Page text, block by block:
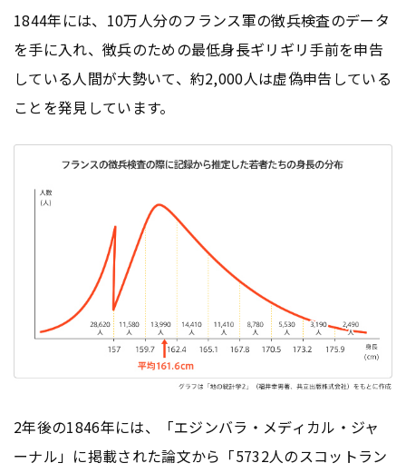
1844年には、10万人分のフランス軍の徴兵検査のデータ
を手に入れ、徴兵のための最低身長ギリギリ手前を申告
している人間が大勢いて、約2,000人は虚偽申告している
ことを発見しています。
2年後の1846年には、「エジンバラ・メディカル・ジャ
ーナル」に掲載された論文から「5732人のスコットラン